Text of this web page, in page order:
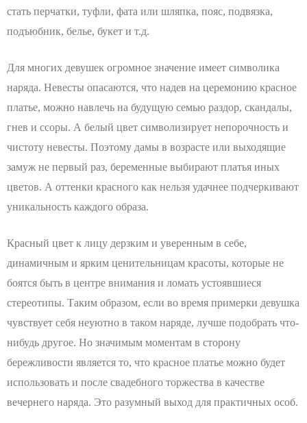
стать перчатки, туфли, фата или шляпка, пояс, подвязка,
подъюбник, белье, букет и т.д.
Для многих девушек огромное значение имеет символика
наряда. Невесты опасаются, что надев на церемонию красное
платье, можно навлечь на будущую семью раздор, скандалы,
гнев и ссоры. А белый цвет символизирует непорочность и
чистоту невесты. Поэтому дамы в возрасте или выходящие
замуж не первый раз, беременные выбирают платья иных
цветов. А оттенки красного как нельзя удачнее подчеркивают
уникальность каждого образа.
Красный цвет к лицу дерзким и уверенным в себе,
динамичным и ярким ценительницам красоты, которые не
боятся быть в центре внимания и ломать устоявшиеся
стереотипы. Таким образом, если во время примерки девушка
чувствует себя неуютно в таком наряде, лучше подобрать что-
нибудь другое. Но значимым моментам в сторону
бережливости является то, что красное платье можно будет
использовать и после свадебного торжества в качестве
вечернего наряда. Это разумный выход для практичных особ.